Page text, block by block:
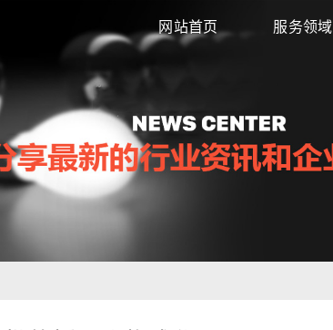
网站首页 服务领域